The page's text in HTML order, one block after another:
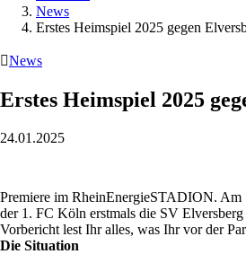
News
Erstes Heimspiel 2025 gegen
News
Erstes Heimspiel 2025
24.01.2025
Premiere im RheinEnergieSTADION. Am
der 1. FC Köln erstmals die SV
Vorbericht lest Ihr alles, was Ihr vor der
Die Situation